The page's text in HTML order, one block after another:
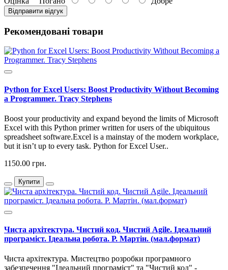
Відправити відгук
Рекомендовані товари
Python for Excel Users: Boost Productivity Without Becoming
a Programmer. Tracy Stephens
Boost your productivity and expand beyond the limits of Microsoft
Excel with this Python primer written for users of the ubiquitous
spreadsheet software.Excel is a mainstay of the modern workplace,
but it isn’t up to every task. Python for Excel User..
1150.00 грн.
Купити
Чиста архітектура. Чистий код. Чистий Agile. Ідеальний
програміст. Ідеальна робота. Р. Мартін. (мал.формат)
Чиста архітектура. Мистецтво розробки програмного
забезпечення "Ідеальний програміст" та "Чистий код" -